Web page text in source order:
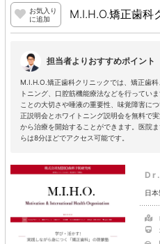
お気入り
に追加
M.I.H.O.矯正歯科
担当者よりおすすめポイント
M.I.H.O.矯正歯科クリニックでは、矯正歯
トニング、口腔筋機能療法などを行ってい
ことの大切さや唾液の重要性、味覚障害に
正説明会とホワイトニング説明会を無料で
から治療を開始することができます。医院
らは8分ほどでアクセス可能です。
Dr.
日